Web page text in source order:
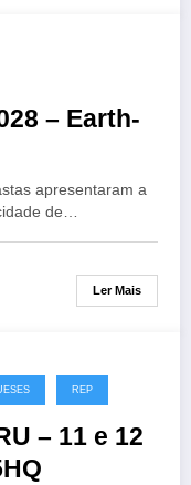
– Earth-
apresentaram a
de…
Ler Mais
REP
– 11 e 12